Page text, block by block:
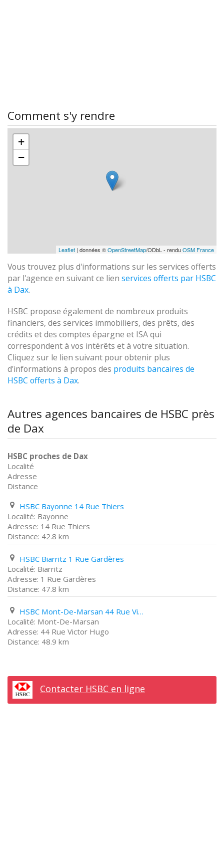
Comment s'y rendre
+
−
Leaflet | données ©OpenStreetMap/ODbL - renduOSM France
Vous trouvez plus d'informations sur les services offerts
par l'agence en suivant ce lien services offerts par HSBC
à Dax.
HSBC propose également de nombreux produits
financiers, des services immobiliers, des prêts, des
crédits et des comptes épargne et ISA qui
correspondent à vos intérêts et à votre situation.
Cliquez sur le lien suivant pour obtenir plus
d'informations à propos des produits bancaires de
HSBC offerts à Dax.
Autres agences bancaires de HSBC près
de Dax
HSBC proches de Dax
Localité
Adresse
Distance
HSBC Bayonne 14 Rue Thiers
Bayonne
14 Rue Thiers
42.8 km
HSBC Biarritz 1 Rue Gardères
Biarritz
1 Rue Gardères
47.8 km
HSBC Mont-De-Marsan 44 Rue Victor Hugo
Mont-De-Marsan
44 Rue Victor Hugo
48.9 km
Contacter HSBC en ligne